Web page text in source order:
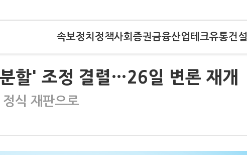
속보정치 정책사회 증권금융산업테크유통건설
할' 조정 결렬…26일 변론 재개
식 재판으로